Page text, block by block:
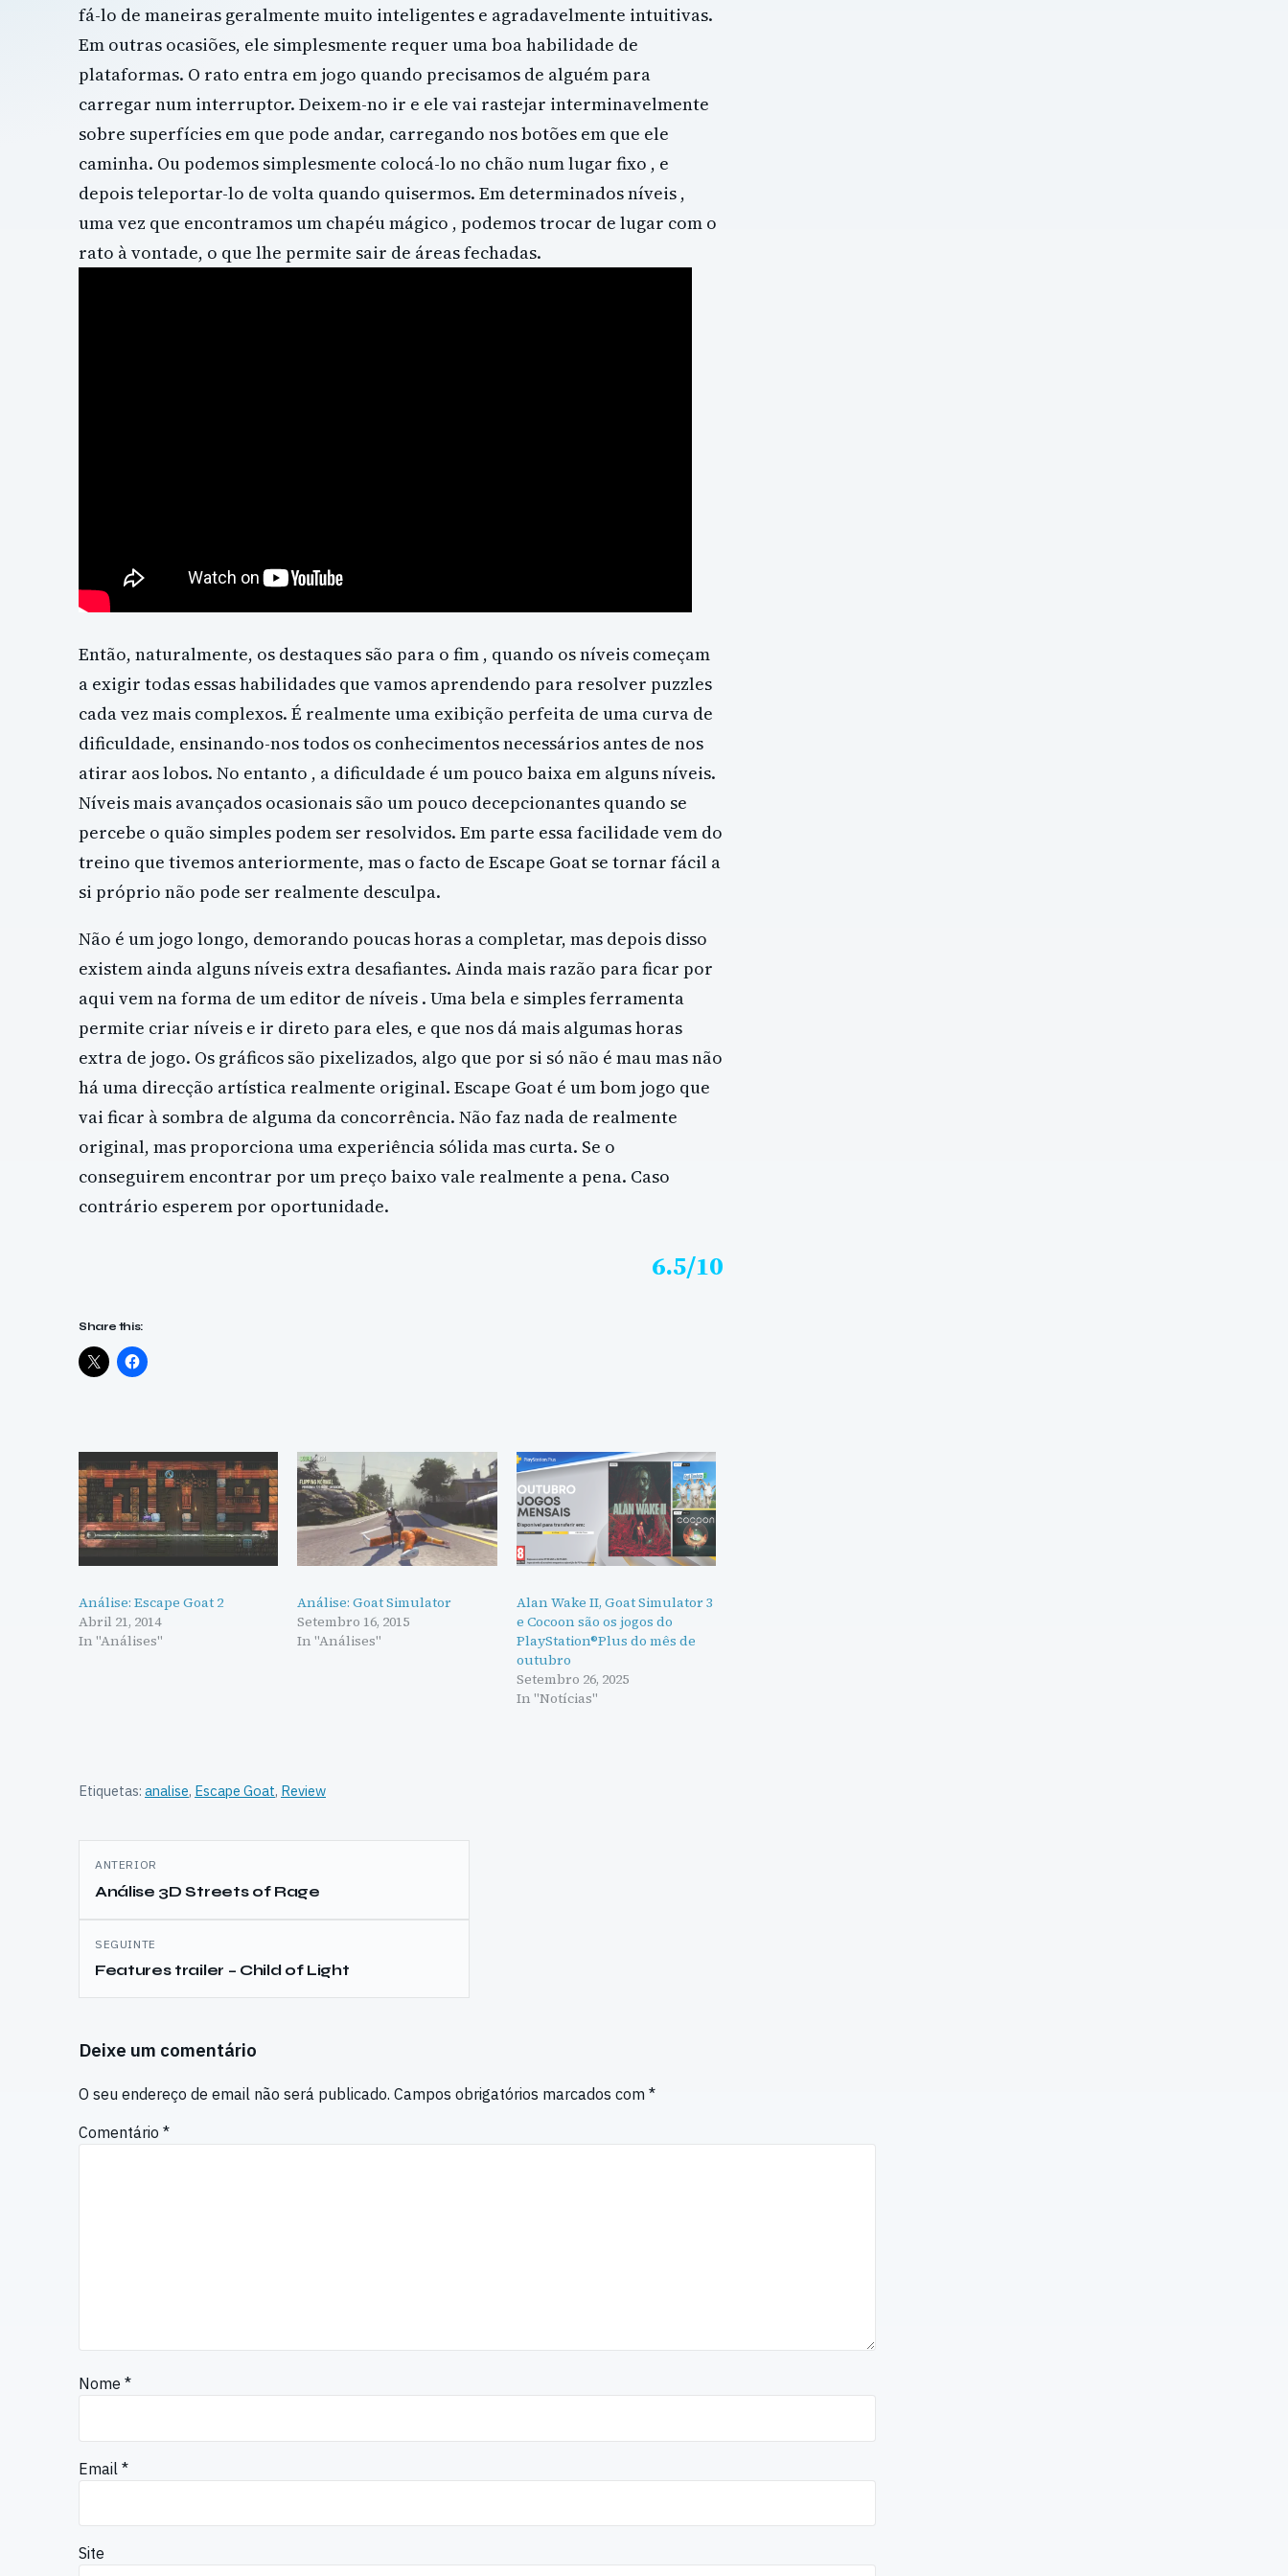
fá-lo de maneiras geralmente muito inteligentes e agradavelmente intuitivas.
Em outras ocasiões, ele simplesmente requer uma boa habilidade de
plataformas. O rato entra em jogo quando precisamos de alguém para
carregar num interruptor. Deixem-no ir e ele vai rastejar interminavelmente
sobre superfícies em que pode andar, carregando nos botões em que ele
caminha. Ou podemos simplesmente colocá-lo no chão num lugar fixo , e
depois teleportar-lo de volta quando quisermos. Em determinados níveis ,
uma vez que encontramos um chapéu mágico , podemos trocar de lugar com o
rato à vontade, o que lhe permite sair de áreas fechadas.
Então, naturalmente, os destaques são para o fim , quando os níveis começam
a exigir todas essas habilidades que vamos aprendendo para resolver puzzles
cada vez mais complexos. É realmente uma exibição perfeita de uma curva de
dificuldade, ensinando-nos todos os conhecimentos necessários antes de nos
atirar aos lobos. No entanto , a dificuldade é um pouco baixa em alguns níveis.
Níveis mais avançados ocasionais são um pouco decepcionantes quando se
percebe o quão simples podem ser resolvidos. Em parte essa facilidade vem do
treino que tivemos anteriormente, mas o facto de Escape Goat se tornar fácil a
si próprio não pode ser realmente desculpa.
Não é um jogo longo, demorando poucas horas a completar, mas depois disso
existem ainda alguns níveis extra desafiantes. Ainda mais razão para ficar por
aqui vem na forma de um editor de níveis . Uma bela e simples ferramenta
permite criar níveis e ir direto para eles, e que nos dá mais algumas horas
extra de jogo. Os gráficos são pixelizados, algo que por si só não é mau mas não
há uma direcção artística realmente original. Escape Goat é um bom jogo que
vai ficar à sombra de alguma da concorrência. Não faz nada de realmente
original, mas proporciona uma experiência sólida mas curta. Se o
conseguirem encontrar por um preço baixo vale realmente a pena. Caso
contrário esperem por oportunidade.
6.5/10
Share this:
Análise: Escape Goat 2
Abril 21, 2014
In "Análises"
Análise: Goat Simulator
Setembro 16, 2015
In "Análises"
Alan Wake II, Goat Simulator 3
e Cocoon são os jogos do
PlayStation®Plus do mês de
outubro
Setembro 26, 2025
In "Notícias"
Etiquetas: analise, Escape Goat, Review
Navegação
de
artigos
ANTERIOR
Análise 3D Streets of Rage
SEGUINTE
Features trailer – Child of Light
Deixe um comentário
O seu endereço de email não será publicado. Campos obrigatórios marcados com *
Comentário *
Nome *
Email *
Site